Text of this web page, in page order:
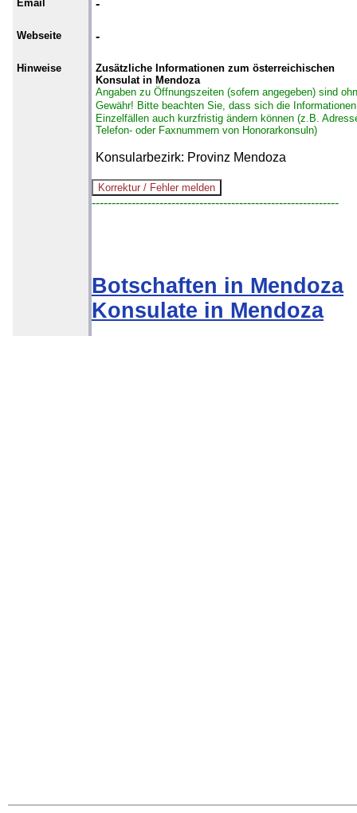
Email -
Webseite -
Hinweise
Zusätzliche Informationen zum österreichischen
Konsulat in Mendoza
Angaben zu Öffnungszeiten (sofern angegeben) sind
Gewähr! Bitte beachten Sie, dass sich die
Einzelfällen auch kurzfristig ändern können (z.B.
Telefon- oder Faxnummern von Honorarkonsuln)
Konsularbezirk: Provinz Mendoza
--------------------------------------------------------------
Botschaften in Mendoza
Konsulate in Mendoza